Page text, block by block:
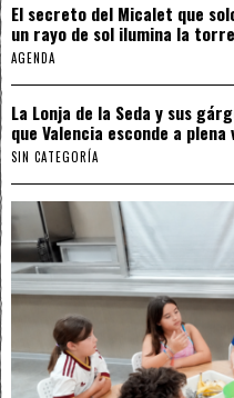
El secreto del Micalet que
un rayo de sol ilumina la
AGENDA
La Lonja de la Seda y sus
que Valencia esconde a plena
SIN CATEGORÍA